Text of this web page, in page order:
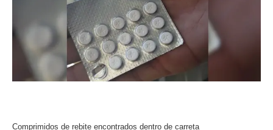
Comprimidos de rebite encontrados dentro de carreta